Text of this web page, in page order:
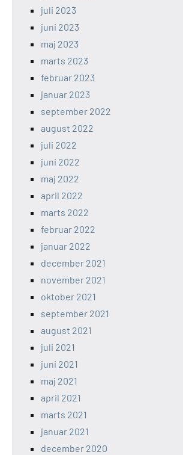
juli 2023
juni 2023
maj 2023
marts 2023
februar 2023
januar 2023
september 2022
august 2022
juli 2022
juni 2022
maj 2022
april 2022
marts 2022
februar 2022
januar 2022
december 2021
november 2021
oktober 2021
september 2021
august 2021
juli 2021
juni 2021
maj 2021
april 2021
marts 2021
januar 2021
december 2020